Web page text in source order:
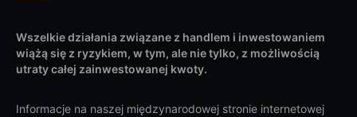
Wszelkie działania związane z handlem i inwestowaniem
wiążą się z ryzykiem, w tym, ale nie tylko, z możliwością
utraty całej zainwestowanej kwoty.
Informacje na naszej międzynarodowej stronie internetowej